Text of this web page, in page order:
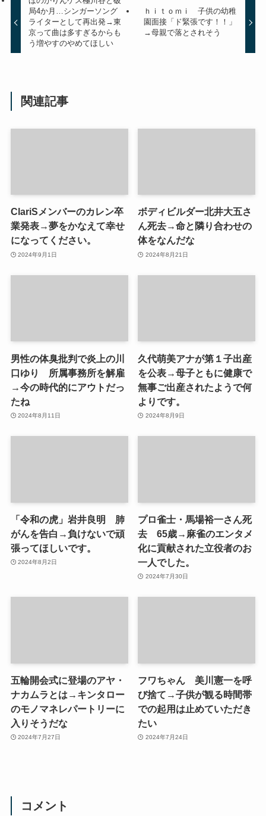
局4か月…シンガーソング
ライターとして再出発→東
京って曲は多すぎるからも
う増やすのやめてほしい
ｈｉｔｏｍｉ 子供の幼稚
園面接「ド緊張です！！」
→母親で落とされそう
関連記事
ClariSメンバーのカレン卒
業発表→夢をかなえて幸せ
になってください。
2024年9月1日
ボディビルダー北井大五さ
ん死去→命と隣り合わせの
体をなんだな
2024年8月21日
男性の体臭批判で炎上の川
口ゆり 所属事務所を解雇
→今の時代的にアウトだっ
たね
2024年8月11日
久代萌美アナが第１子出産
を公表→母子ともに健康で
無事ご出産されたようで何
よりです。
2024年8月9日
「令和の虎」岩井良明 肺
がんを告白→負けないで頑
張ってほしいです。
2024年8月2日
プロ雀士・馬場裕一さん死
去 65歳→麻雀のエンタメ
化に貢献された立役者のお
一人でした。
2024年7月30日
五輪開会式に登場のアヤ・
ナカムラとは→キンタロー
のモノマネレパートリーに
入りそうだな
2024年7月27日
フワちゃん 美川憲一を呼
び捨て→子供が観る時間帯
での起用は止めていただき
たい
2024年7月24日
コメント